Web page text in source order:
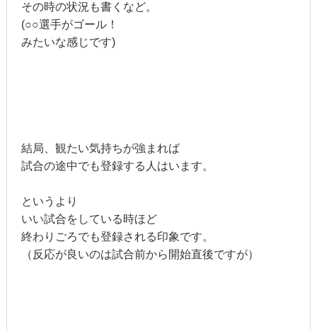
その時の状況も書くなど。
(○○選手がゴール！
みたいな感じです)
結局、観たい気持ちが強まれば
試合の途中でも登録する人はいます。
というより
いい試合をしている時ほど
終わりごろでも登録される印象です。
（反応が良いのは試合前から開始直後ですが）